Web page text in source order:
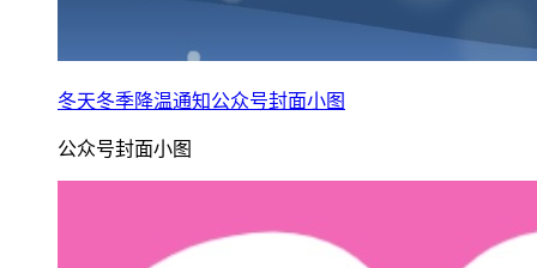
冬天冬季降温通知公众号封面小图
公众号封面小图